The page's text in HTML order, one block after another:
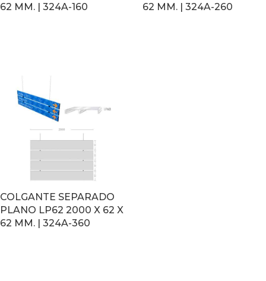
62 MM. | 324A-160
62 MM. | 324A-260
COLGANTE SEPARADO
PLANO LP62 2000 X 62 X
62 MM. | 324A-360